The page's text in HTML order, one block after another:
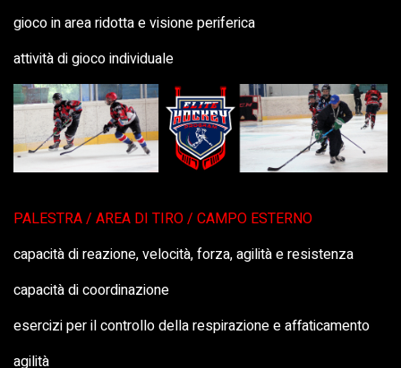
gioco in area ridotta e visione periferica
attività di gioco individuale
PALESTRA / AREA DI TIRO / CAMPO ESTERNO
capacità di reazione, velocità, forza, agilità e resistenza
capacità di coordinazione
esercizi per il controllo della respirazione e affaticamento
agilità